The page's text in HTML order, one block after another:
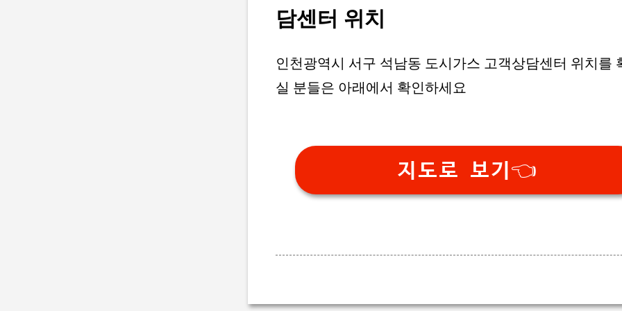
담센터 위치
인천광역시 서구 석남동 도시가스 고객상담센터 위치를
실 분들은 아래에서 확인하세요
지도로 보기👈